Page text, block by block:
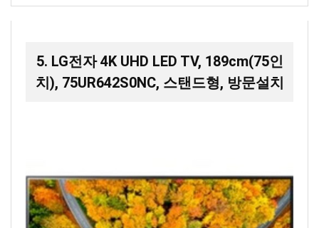
5. LG전자 4K UHD LED TV, 189cm(75인
치), 75UR642S0NC, 스탠드형, 방문설치